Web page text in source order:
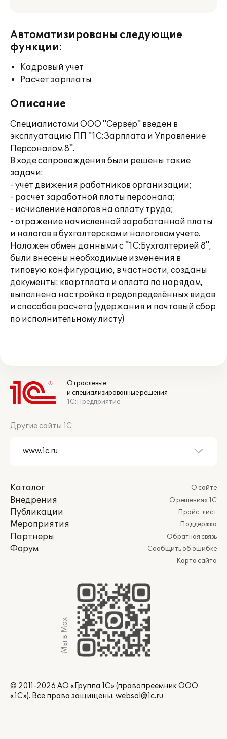
Автоматизированы следующие
функции:
Кадровый учет
Расчет зарплаты
Описание
Специалистами ООО "Сервер" введен в
эксплуатацию ПП "1С:Зарплата и Управление
Персоналом 8".
В ходе сопровождения были решены такие
задачи:
- учет движения работников организации;
- расчет заработной платы персонала;
- исчисление налогов на оплату труда;
- отражение начисленной заработанной платы
и налогов в бухгалтерском и налоговом учете.
Налажен обмен данными с "1С:Бухгалтерией 8",
были внесены необходимые изменения в
типовую конфигурацию, в частности, созданы
документы: квартплата и оплата по нарядам,
выполнена настройка предопределённых видов
и способов расчета (удержания и почтовый сбор
по исполнительному листу)
Отраслевые
и специализированные решения
1С:Предприятие
Другие сайты 1С
Каталог
Внедрения
Публикации
Мероприятия
Партнеры
Форум
О сайте
О решениях 1С
Прайс-лист
Поддержка
Обратная связь
Сообщить об ошибке
Карта сайта
Мы в Max
© 2011-2026 АО «Группа 1С» (правопреемник ООО
«1С»). Все права защищены. websol@1c.ru